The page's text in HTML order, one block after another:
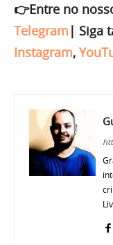
👉Entre no
Telegram | Siga
Instagram,